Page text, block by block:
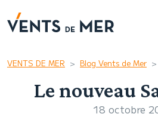
VENTS DE MER Blog Vents de Mer
Le nouveau
18 octobre